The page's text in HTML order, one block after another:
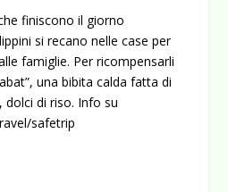
finiscono il giorno
si recano nelle case per
famiglie. Per ricompensarli
una bibita calda fatta di
dolci di riso. Info su
safetrip